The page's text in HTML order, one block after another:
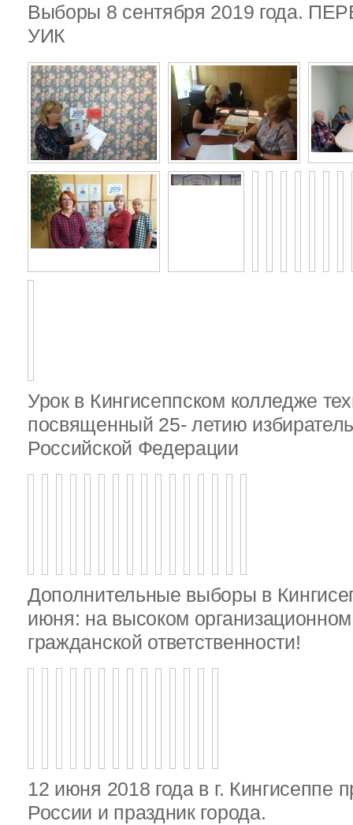
Выборы 8 сентября 2019 года.
УИК
Урок в Кингисеппском колледже
посвященный 25- летию
Российской Федерации
Дополнительные выборы в
июня: на высоком
гражданской ответственности!
12 июня 2018 года в г. Кингисеппе
России и праздник города.